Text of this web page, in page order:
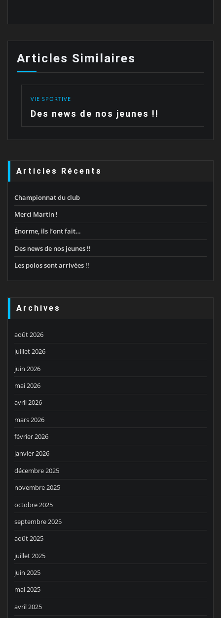
Articles Similaires
VIE SPORTIVE
Des news de nos jeunes !!
Articles Récents
Championnat du club
Merci Martin !
Énorme, ils l’ont fait…
Des news de nos jeunes !!
Les polos sont arrivées !!
Archives
août 2026
juillet 2026
juin 2026
mai 2026
avril 2026
mars 2026
février 2026
janvier 2026
décembre 2025
novembre 2025
octobre 2025
septembre 2025
août 2025
juillet 2025
juin 2025
mai 2025
avril 2025